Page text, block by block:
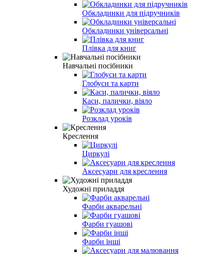
Обкладинки для підручників
Обкладинки універсальні
Плівка для книг
Навчальні посібники
Глобуси та карти
Каси, палички, віяло
Розклад урокiв
Креслення
Циркулі
Аксесуари для креслення
Художні приладдя
Фарби акварельні
Фарби гуашові
Фарби інші